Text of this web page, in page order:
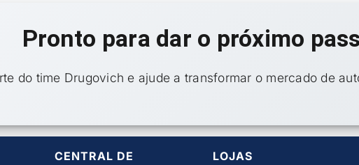
Pronto para dar o próximo
do time Drugovich e ajude a transformar o mercado de
CENTRAL DE
LOJAS